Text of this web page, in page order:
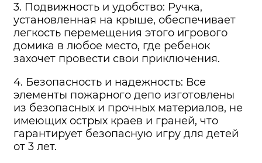
3. Подвижность и удобство: Ручка,
установленная на крыше, обеспечивает
легкость перемещения этого игрового
домика в любое место, где ребенок
захочет провести свои приключения.
4. Безопасность и надежность: Все
элементы пожарного депо изготовлены
из безопасных и прочных материалов, не
имеющих острых краев и граней, что
гарантирует безопасную игру для детей
от 3 лет.